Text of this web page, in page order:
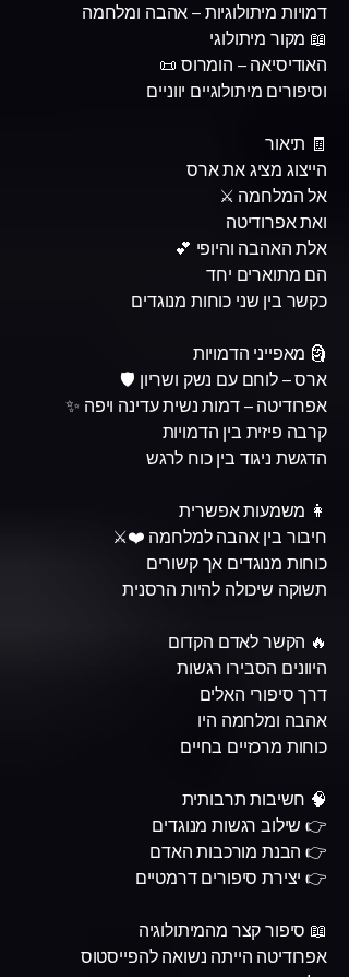
דמויות מיתולוגיות – אהבה ומלחמה
📖 מקור מיתולוגי
האודיסיאה – הומרוס 📜
וסיפורים מיתולוגיים יווניים
🧾 תיאור
הייצוג מציג את ארס
אל המלחמה ⚔️
ואת אפרודיטה
אלת האהבה והיופי 💕
הם מתוארים יחד
כקשר בין שני כוחות מנוגדים
🗿 מאפייני הדמויות
ארס – לוחם עם נשק ושריון 🛡️
אפרודיטה – דמות נשית עדינה ויפה ✨
קרבה פיזית בין הדמויות
הדגשת ניגוד בין כוח לרגש
👩 משמעות אפשרית
חיבור בין אהבה למלחמה ❤️⚔️
כוחות מנוגדים אך קשורים
תשוקה שיכולה להיות הרסנית
🔥 הקשר לאדם הקדום
היוונים הסבירו רגשות
דרך סיפורי האלים
אהבה ומלחמה היו
כוחות מרכזיים בחיים
🧠 חשיבות תרבותית
👉 שילוב רגשות מנוגדים
👉 הבנת מורכבות האדם
👉 יצירת סיפורים דרמטיים
📖 סיפור קצר מהמיתולוגיה
אפרודיטה הייתה נשואה להפייסטוס